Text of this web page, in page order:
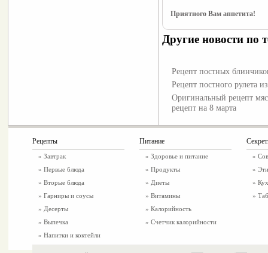
Приятного Вам аппетита!
Другие новости по
Рецепт постных
Рецепт постного рулета
Оригинальный рецепт
рецепт на 8 марта
Рецепты
» Завтрак
» Первые блюда
» Вторые блюда
» Гарниры и соусы
» Десерты
» Выпечка
» Напитки и коктейли
Питание
» Здоровье и питание
» Продукты
» Диеты
» Витамины
» Калорийность
» Счетчик калорийности
»
»
»
»